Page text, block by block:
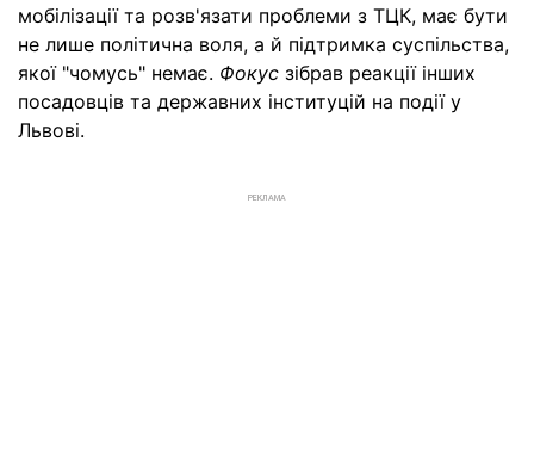
мобілізації та розв'язати проблеми з ТЦК, має бути
не лише політична воля, а й підтримка суспільства,
якої "чомусь" немає. Фокус зібрав реакції інших
посадовців та державних інституцій на події у
Львові.
РЕКЛАМА